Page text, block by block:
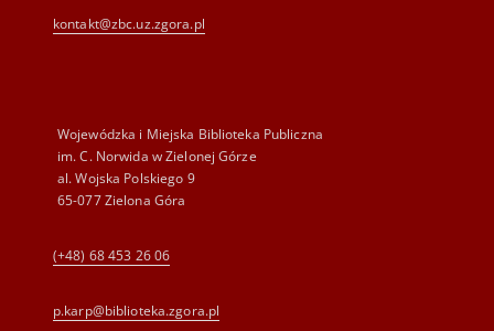
kontakt@zbc.uz.zgora.pl
Wojewódzka i Miejska Biblioteka Publiczna
im. C. Norwida w Zielonej Górze
al. Wojska Polskiego 9
65-077 Zielona Góra
(+48) 68 453 26 06
p.karp@biblioteka.zgora.pl